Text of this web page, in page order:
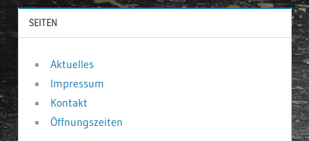
SEITEN
Aktuelles
Impressum
Kontakt
Öffnungszeiten